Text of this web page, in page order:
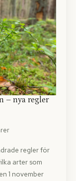
– nya regler
regler för
arter som
1 november